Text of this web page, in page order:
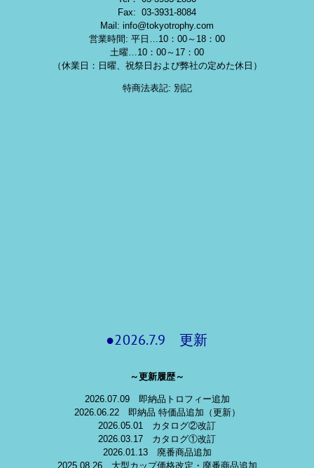
Fax: 03-3931-8084
Mail: info@tokyotrophy.com
営業時間: 平日…10：00～18：00
土曜…10：00～17：00
（休業日：日曜、祝祭日および弊社の定めた休日）
特商法表記: 別記
●2026.7.9 更新
～更新履歴～
2026.07.09 即納品トロフィー追加
2026.06.22 即納品 特価品追加（更新）
2026.05.01 カタログ②改訂
2026.03.17 カタログ①改訂
2026.01.13 廃番商品追加
2025.08.26 大型カップ価格改定・廃番商品追加